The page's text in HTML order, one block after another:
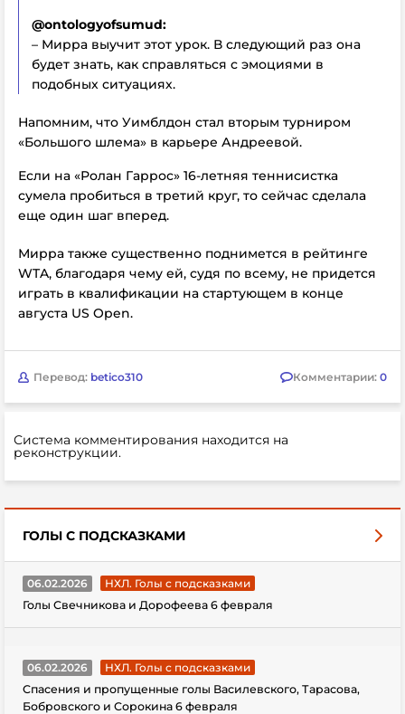
@ontologyofsumud:
– Мирра выучит этот урок. В следующий раз она
будет знать, как справляться с эмоциями в
подобных ситуациях.
Напомним, что Уимблдон стал вторым турниром
«Большого шлема» в карьере Андреевой.
Если на «Ролан Гаррос» 16-летняя теннисистка
сумела пробиться в третий круг, то сейчас сделала
еще один шаг вперед.
Мирра также существенно поднимется в рейтинге
WTA, благодаря чему ей, судя по всему, не придется
играть в квалификации на стартующем в конце
августа US Open.
Перевод: betico310 Комментарии: 0
Система комментирования находится на
реконструкции.
ГОЛЫ С ПОДСКАЗКАМИ
06.02.2026
НХЛ. Голы с подсказками
Голы Свечникова и Дорофеева 6 февраля
06.02.2026
НХЛ. Голы с подсказками
Спасения и пропущенные голы Василевского, Тарасова,
Бобровского и Сорокина 6 февраля